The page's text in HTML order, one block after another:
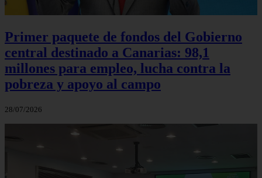
Primer paquete de fondos del Gobierno
central destinado a Canarias: 98,1
millones para empleo, lucha contra la
pobreza y apoyo al campo
28/07/2026